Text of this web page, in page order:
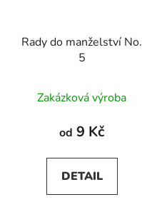
Rady do manželství No.
5
Zakázková výroba
od 9 Kč
DETAIL